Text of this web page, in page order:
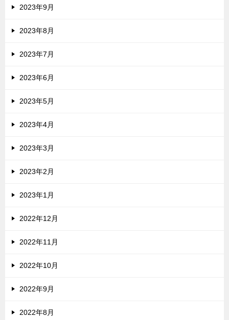
2023年9月
2023年8月
2023年7月
2023年6月
2023年5月
2023年4月
2023年3月
2023年2月
2023年1月
2022年12月
2022年11月
2022年10月
2022年9月
2022年8月